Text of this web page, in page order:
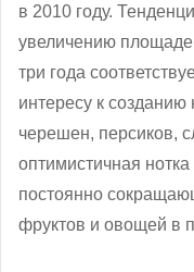
в 2010 году.
увеличению
три года
интересу к
черешен, персиков,
оптимистичная
постоянно
фруктов и овощей в